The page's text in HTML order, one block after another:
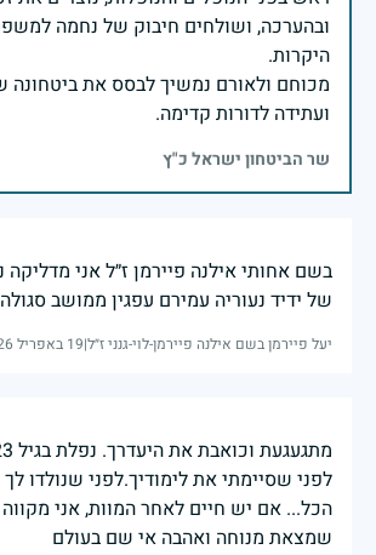
ובהערכה, ושולחים חיבוק של נחמה
מכוחם ולאורם נמשיך לבסס את
ועתידה לדורות קדימה.
שר הביטחון ישראל כ"ץ
בשם אחותי אילנה פיירמן ז״ל אני מדליקה
של ידיד נעוריה עמירם עפגין ממושב
יעל פיירמן בשם אילנה פיירמן-לוי-גנני ז״ל|19 באפריל 2026
לפני שסיימתי את לימודיך.לפני שנולדו לך
הכל... אם יש חיים לאחר המוות, אני מקווה
שמצאת מנוחה ואהבה אי שם בעולם